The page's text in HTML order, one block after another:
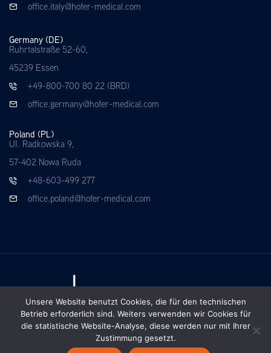
office.italy@hofer-medical.com
Germany (DE)
Ruhrtalstraße 52-60,
45239 Essen
+49-800-700 80 22 (BRD)
office.germany@hofer-medical.com
Poland (PL)
UI. Radkowska 9,
57-402 Nowa Ruda
+48-603-499 277
office.poland@hofer-medical.com
Unsere Website benutzt Cookies, die für den technischen
Betrieb erforderlich sind. Weiters verwenden wir Cookies für
die statistische Website-Analyse, diese werden nur mit Ihrer
Zustimmung gesetzt.